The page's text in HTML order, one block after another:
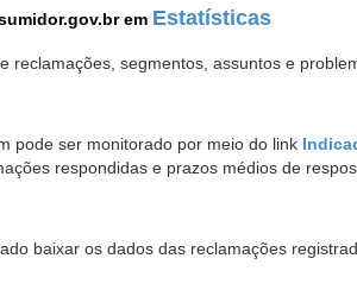
em Estatísticas
reclamações, segmentos, assuntos e
pode ser monitorado por meio do link
respondidas e prazos médios de
baixar os dados das reclamações